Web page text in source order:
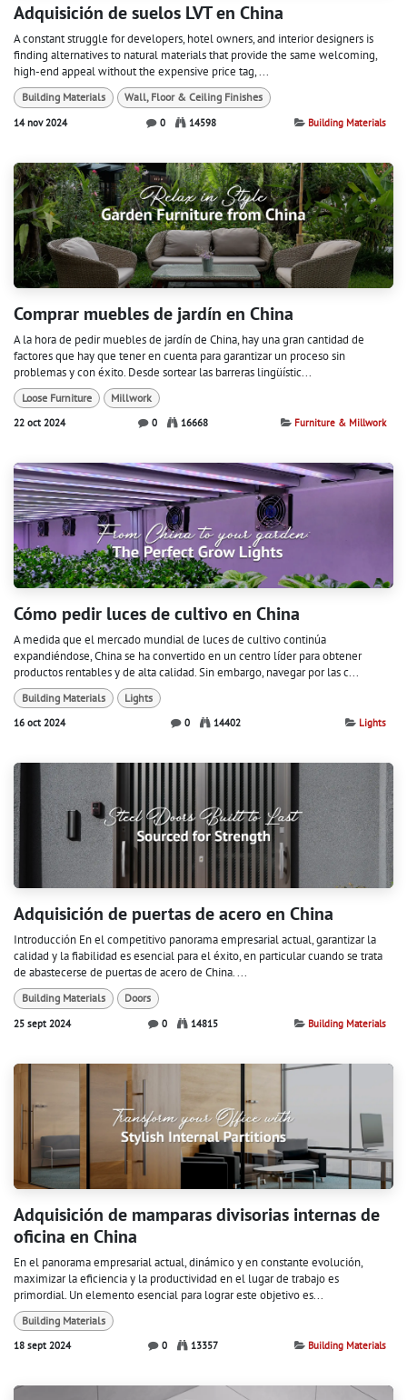
Adquisición de suelos LVT en China
A constant struggle for developers, hotel owners, and interior designers is
finding alternatives to natural materials that provide the same welcoming,
high-end appeal without the expensive price tag, ...
Building Materials
Wall, Floor & Ceiling Finishes
14 nov 2024
0 14598 Building Materials
Comprar muebles de jardín en China
A la hora de pedir muebles de jardín de China, hay una gran cantidad de
factores que hay que tener en cuenta para garantizar un proceso sin
problemas y con éxito. Desde sortear las barreras lingüístic...
Loose Furniture
Millwork
22 oct 2024
0 16668 Furniture & Millwork
Cómo pedir luces de cultivo en China
A medida que el mercado mundial de luces de cultivo continúa
expandiéndose, China se ha convertido en un centro líder para obtener
productos rentables y de alta calidad. Sin embargo, navegar por las c...
Building Materials
Lights
16 oct 2024
0 14402 Lights
Adquisición de puertas de acero en China
Introducción En el competitivo panorama empresarial actual, garantizar la
calidad y la fiabilidad es esencial para el éxito, en particular cuando se trata
de abastecerse de puertas de acero de China. ...
Building Materials
Doors
25 sept 2024
0 14815 Building Materials
Adquisición de mamparas divisorias internas de
oficina en China
En el panorama empresarial actual, dinámico y en constante evolución,
maximizar la eficiencia y la productividad en el lugar de trabajo es
primordial. Un elemento esencial para lograr este objetivo es...
Building Materials
18 sept 2024
0 13357 Building Materials